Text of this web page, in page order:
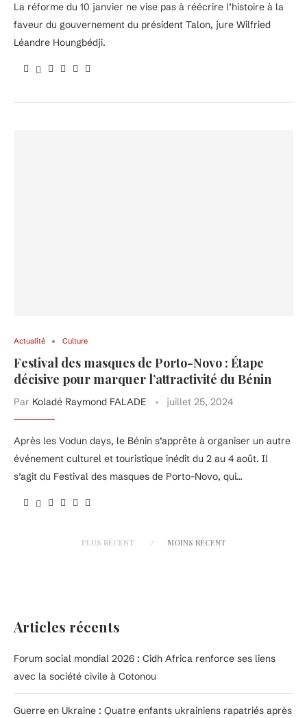
La réforme du 10 janvier ne vise pas à réécrire l’histoire à la
faveur du gouvernement du président Talon, jure Wilfried
Léandre Houngbédji.
Actualité Culture
Festival des masques de Porto-Novo : Étape
décisive pour marquer l’attractivité du Bénin
Par Koladé Raymond FALADE juillet 25, 2024
Après les Vodun days, le Bénin s’apprête à organiser un autre
événement culturel et touristique inédit du 2 au 4 août. Il
s’agit du Festival des masques de Porto-Novo, qui…
PLUS RÉCENT MOINS RÉCENT
Articles récents
Forum social mondial 2026 : Cidh Africa renforce ses liens
avec la société civile à Cotonou
Guerre en Ukraine : Quatre enfants ukrainiens rapatriés après